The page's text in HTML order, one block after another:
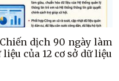
dịch 90 ngày làm
của 12 cơ sở dữ liệu